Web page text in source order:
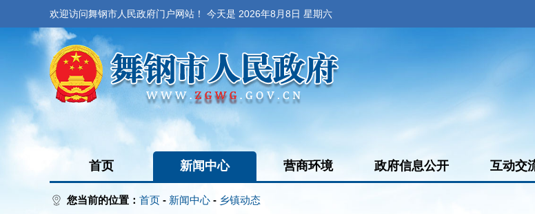
欢迎访问舞钢市人民政府门户网站！ 今天是 2026年8月8日 星期六
首页 新闻中心 营商环境 政府信息公开 互动交
您当前的位置： 首页 - 新闻中心 - 乡镇动态